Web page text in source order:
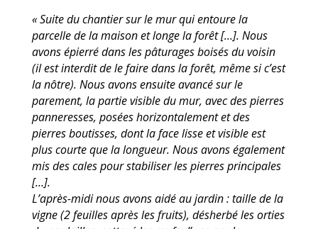
« Suite du chantier sur le mur qui entoure la
parcelle de la maison et longe la forêt […]. Nous
avons épierré dans les pâturages boisés du voisin
(il est interdit de le faire dans la forêt, même si c’est
la nôtre). Nous avons ensuite avancé sur le
parement, la partie visible du mur, avec des pierres
panneresses, posées horizontalement et des
pierres boutisses, dont la facelisse et visible est
plus courte que la longueur. Nous avons également
mis des cales pourstabiliser les pierres principales
[…].
L’après-midi nous avons aidé au jardin : taille de la
vigne (2 feuilles après les fruits), désherbéles orties